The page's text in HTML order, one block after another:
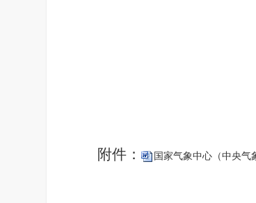
附件： 国家气象中心（中央气